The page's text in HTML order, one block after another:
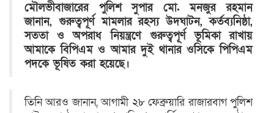
মৌলভীবাজারের পুলিশ সুপার মো. মনজুর রহমান
জানান, গুরুত্বপূর্ণ মামলার রহস্য উদঘাটন, কর্তব্যনিষ্ঠা,
সততা ও অপরাধ নিয়ন্ত্রণে গুরুত্বপূর্ণ ভূমিকা রাখায়
আমাকে বিপিএম ও আমার দুই থানার ওসিকে পিপিএম
পদকে ভূষিত করা হয়েছে।
তিনি আরও জানান, আগামী ২৮ ফেব্রুয়ারি রাজারবাগ পুলিশ